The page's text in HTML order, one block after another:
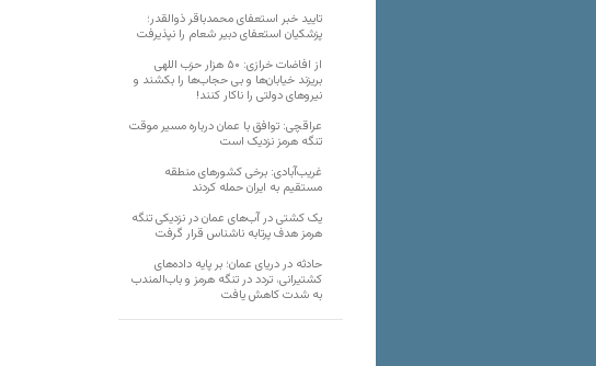
تایید خبر استعفای محمدباقر ذوالقدر؛
پزشکیان استعفای دبیر شعام را نپذیرفت
از افاضات خرازی: ۵۰ هزار حزب اللهی
بریزند خیابان‌ها و بی حجاب‌ها را بکشند و
نیرو‌های دولتی را ناکار کنند!
عراقچی: توافق با عمان درباره مسیر موقت
تنگه هرمز نزدیک است
غریب‌آبادی: برخی کشورهای منطقه
مستقیم به ایران حمله کردند
یک کشتی در آب‌های عمان در نزدیکی تنگه
هرمز هدف پرتابه ناشناس قرار گرفت
حادثه در دریای عمان؛ بر پایه داده‌های
کشتیرانی، تردد در تنگه هرمز و باب‌المندب
به شدت کاهش یافت